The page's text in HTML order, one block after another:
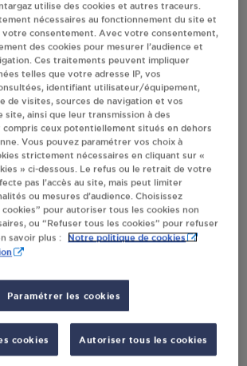
1 RUE KLEBER
66600RIVESALTES
de bouteilles de gaz
S'Y RENDRE
AFFICHER LE TÉLÉPHONE
COORDONNÉES DU REVENDEUR
rendre », j’autorise le traitement
mon adresse IP) et leur transfert hors UE
d’afficher la carte.
En savoir plus
Accès
utilise des cookies et autres traceurs.
nécessaires au fonctionnement du site et
votre consentement. Avec votre consentement,
des cookies pour mesurer l’audience et
Ces traitements peuvent impliquer
telles que votre adresse IP, vos
identifiant utilisateur/équipement,
de visites, sources de navigation et vos
site, ainsi que leur transmission à des
ceux potentiellement situés en dehors
Vous pouvez paramétrer vos choix à
strictement nécessaires en cliquant sur «
» ci-dessous. Le refus ou le retrait de votre
pas l’accès au site, mais peut limiter
ou mesures d’audience. Choisissez
pour autoriser tous les cookies non
ou “Refuser tous les cookies” pour refuser
savoir plus :
Notre politique de cookies
Paramétrer les cookies
cookies Autoriser tous les cookies